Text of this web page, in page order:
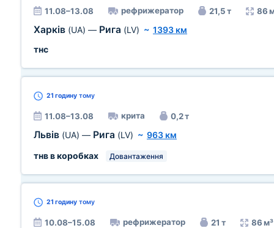
11.08–13.08 рефрижератор 21,5 т 86
Харків (UA) — Рига (LV) ~ 1393 км
тнс
21 годину тому
11.08–13.08 крита 0,2 т
Львів (UA) — Рига (LV) ~ 963 км
тнв в коробках
Довантаження
21 годину тому
10.08–15.08 рефрижератор 21 т 86 м³